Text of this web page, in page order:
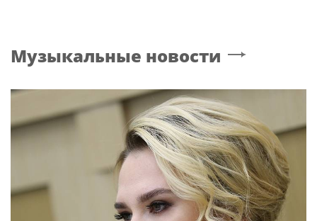
Музыкальные новости